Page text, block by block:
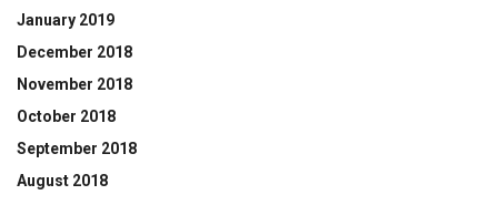
January 2019
December 2018
November 2018
October 2018
September 2018
August 2018